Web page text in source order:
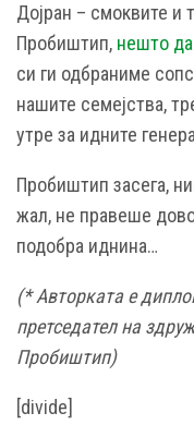
Дојран – смоквите
Пробиштип, нешто
си ги одбраниме
нашите семејства,
утре за идните
Пробиштип засега,
жал, не правеше
подобра иднина…
(* Авторката е
претседател на
Пробиштип)
[divide]